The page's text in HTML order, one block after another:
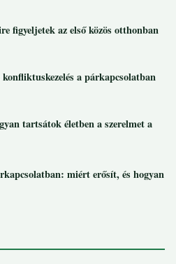
figyeljetek az első közös otthonban
konfliktuskezelés a párkapcsolatban
tartsátok életben a szerelmet a
miért erősít, és hogyan